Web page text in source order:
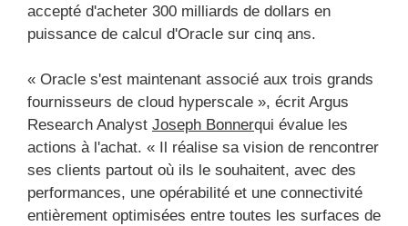
accepté d'acheter 300 milliards de dollars en
puissance de calcul d'Oracle sur cinq ans.
« Oracle s'est maintenant associé aux trois grands
fournisseurs de cloud hyperscale », écrit Argus
Research Analyst Joseph Bonnerqui évalue les
actions à l'achat. « Il réalise sa vision de rencontrer
ses clients partout où ils le souhaitent, avec des
performances, une opérabilité et une connectivité
entièrement optimisées entre toutes les surfaces de